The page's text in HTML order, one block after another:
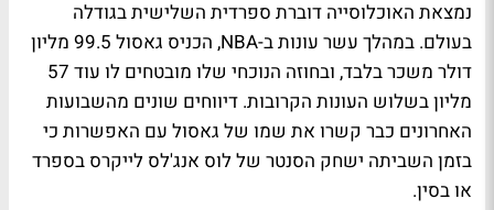
נמצאת האוכלוסייה דוברת ספרדית השלישית בגודלה
בעולם. במהלך עשר עונות ב-NBA, הכניס גאסול 99.5 מליון
דולר משכר בלבד, ובחוזה הנוכחי שלו מובטחים לו עוד 57
מליון בשלוש העונות הקרובות. דיווחים שונים מהשבועות
האחרונים כבר קשרו את שמו של גאסול עם האפשרות כי
בזמן השביתה ישחק הסנטר של לוס אנג'לס לייקרס בספרד
או בסין.